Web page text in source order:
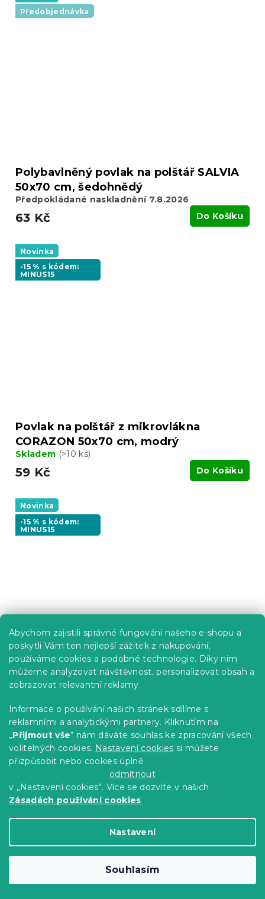
Abychom zajistili správné fungování našeho e-shopu a
poskytli Vám ten nejlepší zážitek z nakupování,
používáme cookies a podobné technologie. Díky nim
můžeme analyzovat návštěvnost, personalizovat obsah a
zobrazovat relevantní reklamy.
Informace o používání našich stránek sdílíme s
reklamními a analytickými partnery. Kliknutím na
„Přijmout vše“ nám dáváte souhlas ke zpracování všech
volitelných cookies. Nastavení cookies si můžete
přizpůsobit nebo cookies úplně
odmítnout
v „Nastavení cookies“. Více se dozvíte v našich
Zásadách používání cookies
Nastavení
Souhlasím
Předobjednávka
Polybavlněný povlak na polštář SALVIA
50x70 cm, šedohnědý
Předpokládané naskladnění 7.8.2026
63 Kč Do Košíku
Novinka
-15 % s kódem:
MINUS15
Povlak na polštář z mikrovlákna
CORAZON 50x70 cm, modrý
Skladem (>10 ks)
59 Kč Do Košíku
Novinka
-15 % s kódem:
MINUS15
Povlak na polštář z mikrovlákna
Skladem(>10 ks)
59 Kč Do Košíku
Novinka
MINUS15